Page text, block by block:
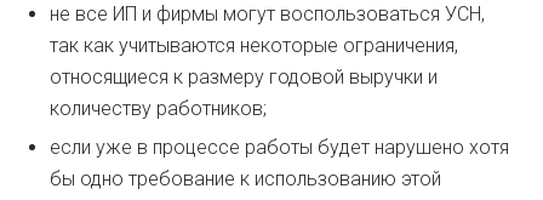
не все ИП и фирмы могут воспользоваться УСН,
так как учитываются некоторые ограничения,
относящиеся к размеру годовой выручки и
количеству работников;
если уже в процессе работы будет нарушено хотя
бы одно требование к использованию этой